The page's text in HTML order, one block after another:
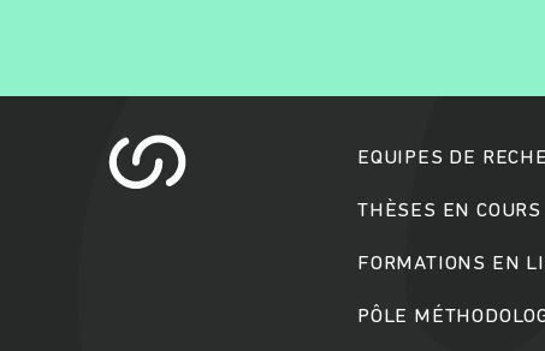
EQUIPES DE
THÈSES EN COURS
FORMATIONS EN
PÔLE